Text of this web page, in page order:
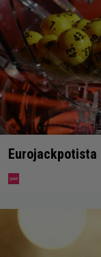
Eurojackpotista